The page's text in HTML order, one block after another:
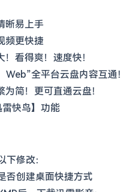
晰易上手
频更快捷
看得爽！速度快！
全平台云盘内容互通！
简！更可直通云盘！
快鸟】功能
修改：
否创建桌面快捷方式